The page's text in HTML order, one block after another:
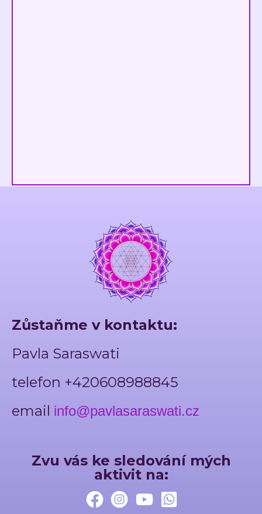
Zůstaňme v kontaktu:
Pavla Saraswati
telefon +420608988845
email info@pavlasaraswati.cz
Zvu vás ke sledování mých
aktivit na: